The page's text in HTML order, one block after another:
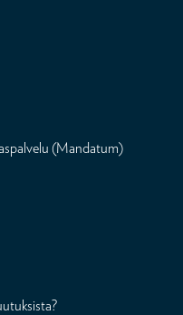
(Mandatum)